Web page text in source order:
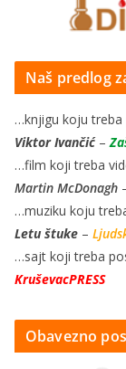
Naš predlog
…knjigu koju treba
Viktor Ivančić–
…film koji treba
Martin McDonagh
…muziku koju
Letu štuke –
…sajt koji treba
KruševacPRESS
Obavezno